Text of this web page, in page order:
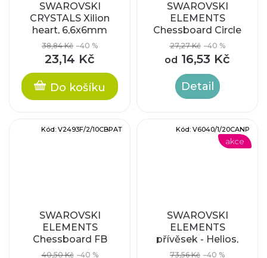
SWAROVSKI
CRYSTALS Xilion
heart, 6,6x6mm
38,84 Kč –40 %
23,14 Kč
Do košíku
SWAROVSKI
ELEMENTS
Chessboard Circle
FB
27,27 Kč –40 %
od 16,53 Kč
Detail
SWAROVSKI
ELEMENTS
Chessboard FB
40,50 Kč –40 %
Kód: V2493F/2/10CBPAT
akce
SWAROVSKI
ELEMENTS
přívěsek - Helios,
crystal antique pink,
73,56 Kč –40 %
Kód: V6040/1/20CANP